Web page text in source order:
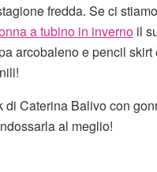
fredda. Se ci
a tubino in inverno il
arcobaleno e pencil skirt
di Caterina Balivo con
al meglio!